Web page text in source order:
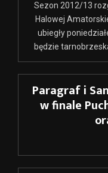
Sezon 2012/13
Halowej
ubiegły
będzie
Paragraf i
w finale